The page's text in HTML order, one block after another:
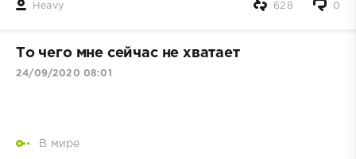
Heavy 0
628
То чего мне сейчас не хватает
24/09/2020 08:01
В мире